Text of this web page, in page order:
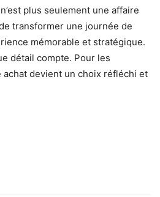
plus seulement une affaire
transformer une journée de
mémorable et stratégique.
détail compte. Pour les
achat devient un choix réfléchi et